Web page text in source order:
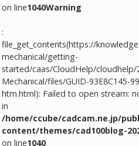
on line1040Warning
:
file_get_contents(https://
mechanical/getting-
started/caas/CloudHelp/cloudhelp/
Mechanical/files/GUID-93E8C145-
htm.html): Failed to open stream:
in
/home/ccube/cadcam.ne.jp/
content/themes/cad100blog-
on line1040